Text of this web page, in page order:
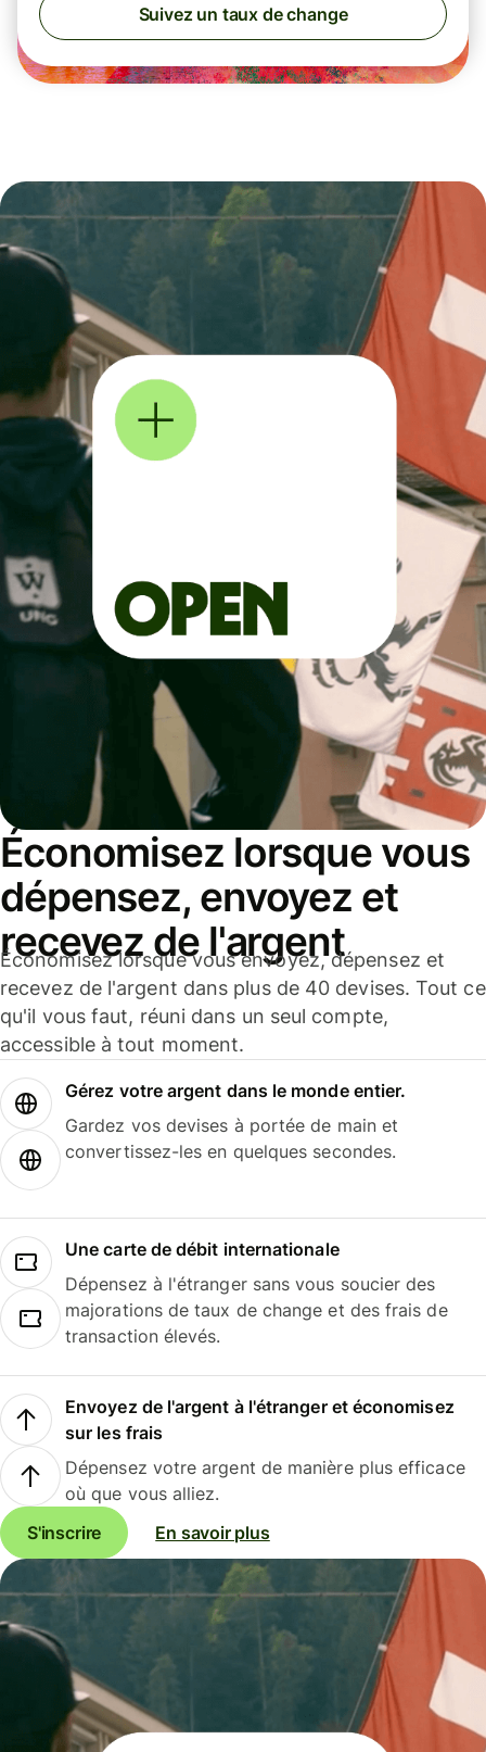
Suivez un taux de change
Économisez lorsque vous
dépensez, envoyez et
recevez de l'argent
Économisez lorsque vous envoyez, dépensez et
recevez de l'argent dans plus de 40 devises. Tout ce
qu'il vous faut, réuni dans un seul compte,
accessible à tout moment.
Gérez votre argent dans le monde entier.
Gardez vos devises à portée de main et
convertissez-les en quelques secondes.
Une carte de débit internationale
Dépensez à l'étranger sans vous soucier des
majorations de taux de change et des frais de
transaction élevés.
Envoyez de l'argent à l'étranger et économisez
sur les frais
Dépensez votre argent de manière plus efficace
où que vous alliez.
S'inscrire
En savoir plus